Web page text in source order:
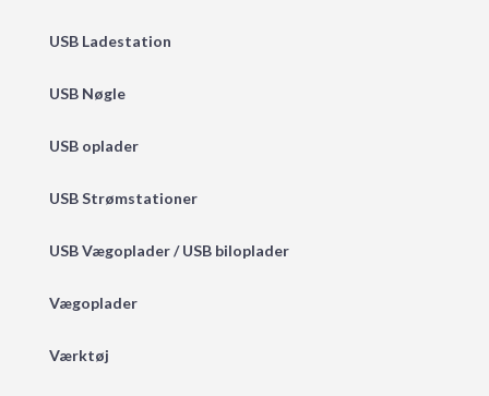
USB Ladestation
USB Nøgle
USB oplader
USB Strømstationer
USB Vægoplader / USB biloplader
Vægoplader
Værktøj